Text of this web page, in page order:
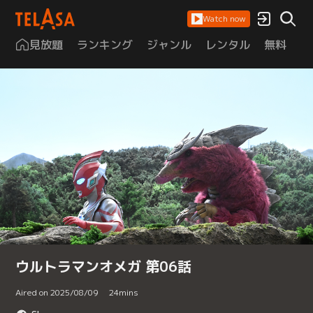
Watch now
見放題 ランキング ジャンル レンタル 無料
ウルトラマンオメガ 第06話
Aired on 2025/08/09 24mins